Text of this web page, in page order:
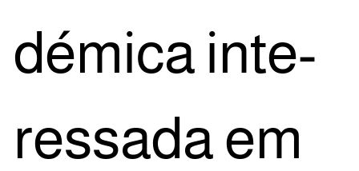
dé­mi­ca inte­
res­sa­da em